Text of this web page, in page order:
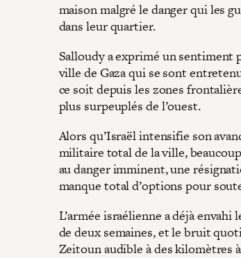
maison malgré le danger qui les
dans leur quartier.
Salloudy a exprimé un sentiment
ville de Gaza qui se sont
ce soit depuis les zones
plus surpeuplés de l’ouest.
Alors qu’Israël intensifie son
militaire total de la ville,
au danger imminent, une
manque total d’options pour
L’armée israélienne a déjà
de deux semaines, et le bruit
Zeitoun audible à des kilomètres